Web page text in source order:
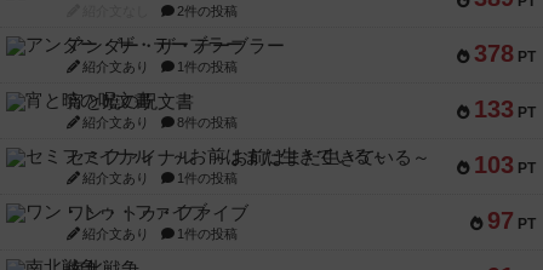
2件の投稿
378 PT
アンダー・ザ・テーブラー
紹介文あり 1件の投稿
133 PT
宵と暁の呪文書
紹介文あり 8件の投稿
103 PT
セミファイナル ～お前はまだ生きている～
紹介文あり 1件の投稿
97 PT
ワン・トゥ・ファイブ
紹介文あり 1件の投稿